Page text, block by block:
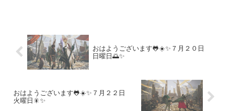
おはようございます🐸☀️✨７月２０日
日曜日🌅✨
おはようございます🐸☀️✨７月２２日
火曜日🎇✨